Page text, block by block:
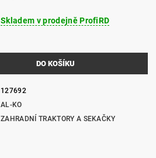
Skladem v prodejně ProfiRD
127692
AL-KO
ZAHRADNÍ TRAKTORY A SEKAČKY